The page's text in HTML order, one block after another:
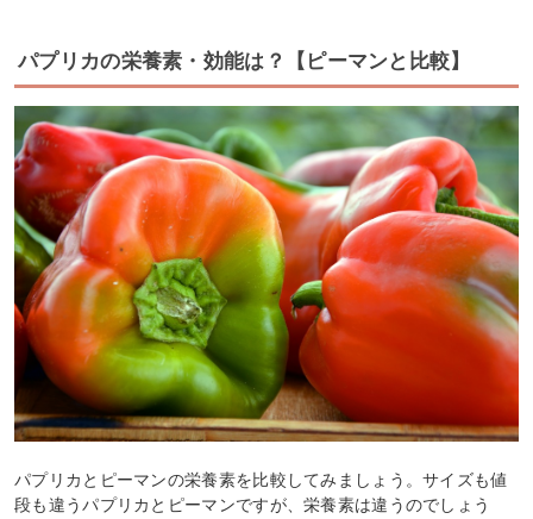
パプリカの栄養素・効能は？【ピーマンと比較】
パプリカとピーマンの栄養素を比較してみましょう。サイズも値
段も違うパプリカとピーマンですが、栄養素は違うのでしょう